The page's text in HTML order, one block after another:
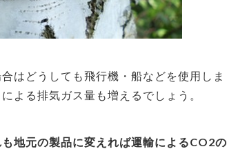
はどうしても飛行機・船などを使用しま
よる排気ガス量も増えるでしょう。
地元の製品に変えれば運輸によるCO2の